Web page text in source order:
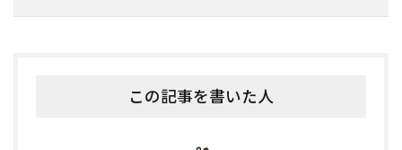
この記事を書いた人